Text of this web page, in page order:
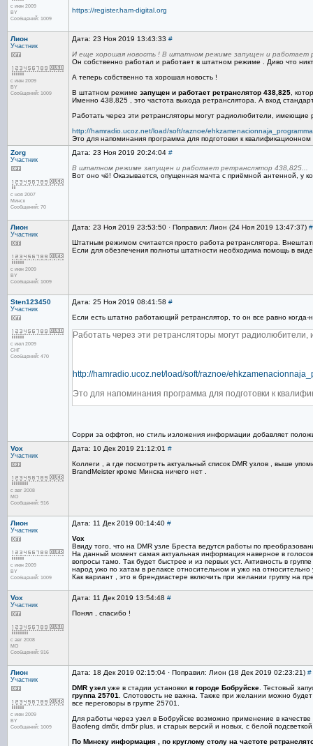
с июн 2009
BY
Сообщений: 1009
https://register.ham-digital.org
Лион
Участник
с июн 2009
BY
Сообщений: 1009
Дата: 23 Ноя 2019 13:43:33 #
И еще хорошая новость ! В штатном режиме запущен и работает
Он собственно работал и работает в штатном режиме . Диво что
А теперь собственно та хорошая новость !
В штатном режиме запущен и работает ретранслятор 438,825 ,
Именно 438,825 , это частота выхода ретранслятора. А вход
Работать через эти ретрансляторы могут радиолюбители, имеющие
http://hamradio.ucoz.net/load/soft/raznoe/
Это для напоминания программа для подготовки к
Zorg
Участник
с ноя 2007
Минск
Сообщений: 70
Дата: 23 Ноя 2019 20:24:04 #
В штатном режиме запущен и работает ретранслятор 438,825...
Вот оно чё! Оказывается, опущенная мачта с приёмной антенной, у
Лион
Участник
с июн 2009
BY
Сообщений: 1009
Дата: 23 Ноя 2019 23:53:50 · Поправил: Лион (24 Ноя 2019 13:47:37) #
Штатным режимом считается просто работа ретранслятора.
Если для обезпечения полноты штатности необходима помощь в
Sten123450
Участник
с июл 2009
СНГ
Сообщений: 470
Дата: 25 Ноя 2019 08:41:58 #
Если есть штатно работающий ретранслятор, то он все равно
http://hamradio.ucoz.net/load/soft/raznoe/
Это для напоминания программа для подготовки к
Сорри за оффтоп, но стиль изложения информации добавляет
Vox
Участник
с авг 2008
МО
Сообщений: 916
Дата: 10 Дек 2019 21:12:01 #
Коллеги , а где посмотреть актуальный список DMR узлов , выше
BrandMeister кроме Минска ничего нет .
Лион
Участник
с июн 2009
BY
Сообщений: 1009
Дата: 11 Дек 2019 00:14:40 #
Vox
Ввиду того, что на DMR узле Бреста ведутся работы по
На данный момент самая актуальная информация наверное в
вопросы тамо. Так будет быстрее и из первых уст. Активность в
народ ужо по хатам в релаксе относительном и ужо на относительно
Как вариант , это в брендмастере включить при желании группу на
Vox
Участник
с авг 2008
МО
Сообщений: 916
Дата: 11 Дек 2019 13:54:48 #
Понял , спасибо !
Лион
Участник
с июн 2009
BY
Сообщений: 1009
Дата: 18 Дек 2019 02:15:04 · Поправил: Лион (18 Дек 2019 02:23:21) #
DMR узел уже в стадии установки в городе Бобруйске . Тестовый
группа 25701
. Слотовость не важна. Также при желании можно
все переговоры в группе 25701.
Для работы через узел в Бобруйске возможно применение в
Baofeng dm5r, dm5r plus, и старых версий и новых, с белой
По Минску информация , по круглому столу на частоте